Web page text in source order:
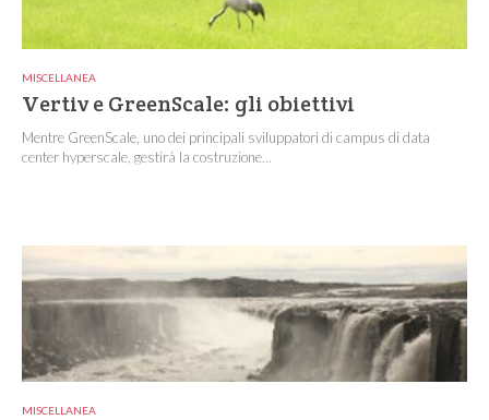
MISCELLANEA
Vertiv e GreenScale: gli obiettivi
Mentre GreenScale, uno dei principali sviluppatori di campus di data
center hyperscale, gestirà la costruzione...
MISCELLANEA